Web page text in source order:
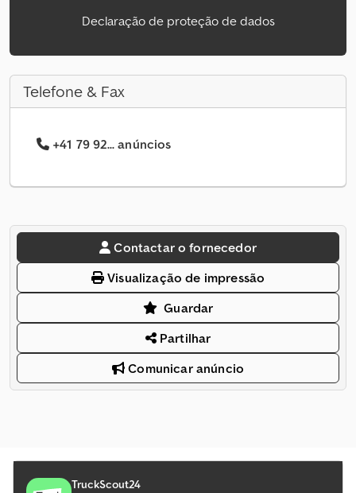
Declaração de proteção de dados
Telefone & Fax
+41 79 92... anúncios
Contactar o fornecedor
Visualização de impressão
Guardar
Partilhar
Comunicar anúncio
TruckScout24